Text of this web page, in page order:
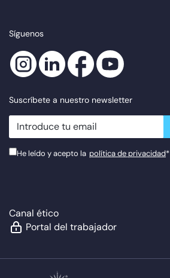
Síguenos
Suscríbete a nuestro newsletter
newsletter.suscribe
He leído y acepto la política de privacidad*
Canal ético
Portal del trabajador